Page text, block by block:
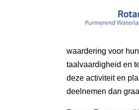
waardering voor
taalvaardigheid en
deze activiteit en
deelnemen dan